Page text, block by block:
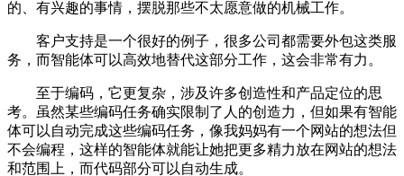
的、有兴趣的事情，摆脱那些不太愿意做的机械工作。
客户支持是一个很好的例子，很多公司都需要外包这类服
务，而智能体可以高效地替代这部分工作，这会非常有力。
至于编码，它更复杂，涉及许多创造性和产品定位的思
考。虽然某些编码任务确实限制了人的创造力，但如果有智能
体可以自动完成这些编码任务，像我妈妈有一个网站的想法但
不会编程，这样的智能体就能让她把更多精力放在网站的想法
和范围上，而代码部分可以自动生成。